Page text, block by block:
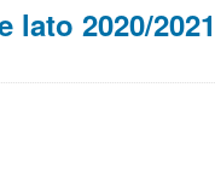
2020/2021